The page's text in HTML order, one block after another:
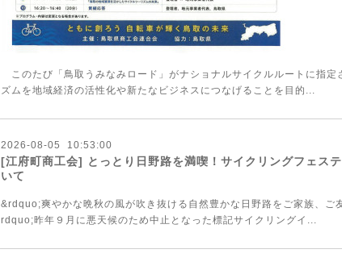
このたび「鳥取うみなみロード」がナショナルサイクルルートに指定
ズムを地域経済の活性化や新たなビジネスにつなげることを目的...
2026-08-05 10:53:00
[江府町商工会] とっとり日野路を満喫！サイクリングフェス
いて
&rdquo;爽やかな晩秋の風が吹き抜ける自然豊かな日野路をご家族、ご
rdquo;昨年９月に悪天候のため中止となった標記サイクリングイ...